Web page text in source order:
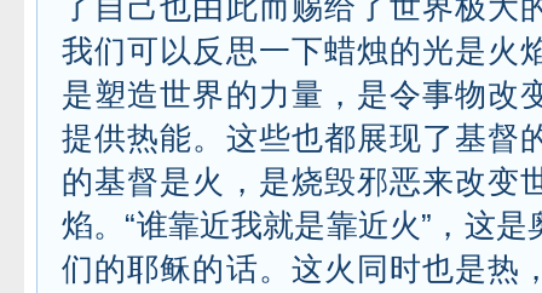
了自己也由此而赐给了世界极大
我们可以反思一下蜡烛的光是火
是塑造世界的力量，是令事物改
提供热能。这些也都展现了基督
的基督是火，是烧毁邪恶来改变
焰。“谁靠近我就是靠近火”，这
们的耶稣的话。这火同时也是热